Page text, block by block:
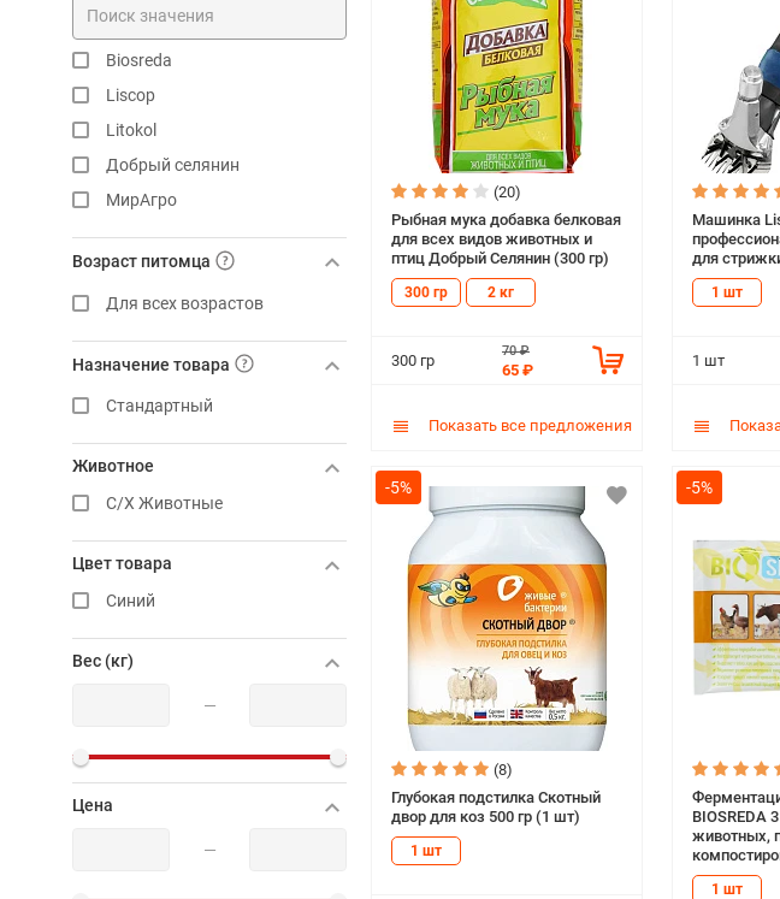
Biosreda
Liscop
Litokol
Добрый селянин
МирАгро
Возраст питомца
Для всех возрастов
Назначение товара
Стандартный
Животное
С/Х Животные
Цвет товара
Синий
Вес (кг)
—
Цена
—
(20)
Рыбная мука добавка белковая
для всех видов животных и
птиц Добрый Селянин (300 гр)
300 гр 2 кг
300 гр
70 ₽
65 ₽
Показать все предложения
Машинка
для
1 шт
1 шт
-5%
(8)
Глубокая подстилка Скотный
двор для коз 500 гр (1 шт)
1 шт
-5%
BIOSREDA
животных,
(1 шт)
1 шт